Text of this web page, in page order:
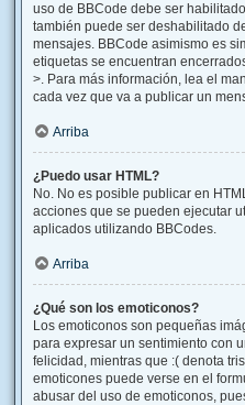
uso de BBCode debe ser
también puede ser deshabilitado
mensajes. BBCode asimismo es
etiquetas se encuentran
>. Para más información, lea el
cada vez que va a publicar un
Arriba
¿Puedo usar HTML?
No. No es posible publicar en
acciones que se pueden ejecutar
aplicados utilizando BBCodes.
Arriba
¿Qué son los emoticonos?
Los emoticonos son pequeñas
para expresar un sentimiento con
felicidad, mientras que :( denota
emoticones puede verse en el
abusar del uso de emoticonos,